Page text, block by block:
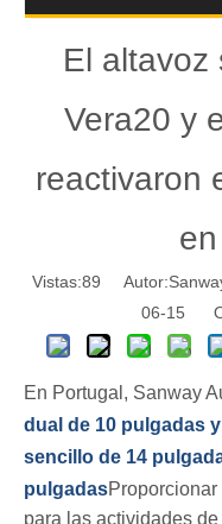
El altavoz
Vera20 y
reactivaron
Vistas:89
06-15
En Portugal, Sanway
dual de 10 pulgadas
sencillo de 14
pulgadas
para las actividades